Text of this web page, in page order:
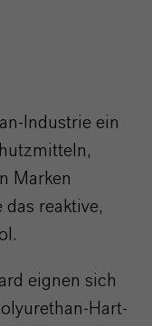
Industrie ein
Marken
reaktive,
eignen sich
Hart-